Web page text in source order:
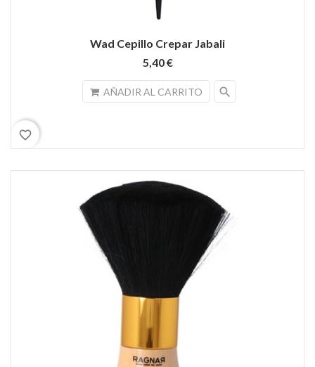
Wad Cepillo Crepar Jabali
5,40 €
AÑADIR AL CARRITO search
favorite_border